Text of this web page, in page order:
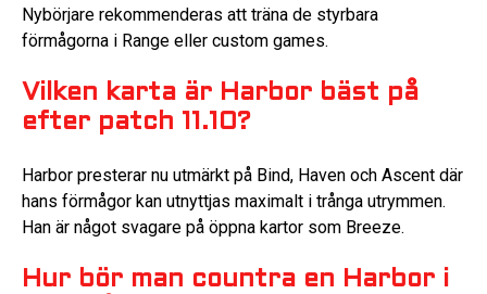
Nybörjare rekommenderas att träna de styrbara
förmågorna i Range eller custom games.
Vilken karta är Harbor bäst på
efter patch 11.10?
Harbor presterar nu utmärkt på Bind, Haven och Ascent där
hans förmågor kan utnyttjas maximalt i trånga utrymmen.
Han är något svagare på öppna kartor som Breeze.
Hur bör man countra en Harbor i